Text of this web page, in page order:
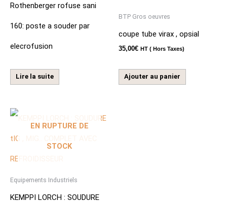
Rothenberger rofuse sani
160: poste a souder par
elecrofusion
Lire la suite
BTP Gros oeuvres
coupe tube virax , opsial
35,00€ HT ( Hors Taxes)
Ajouter au panier
EN RUPTURE DE
STOCK
Equipements Industriels
KEMPPI LORCH : SOUDURE